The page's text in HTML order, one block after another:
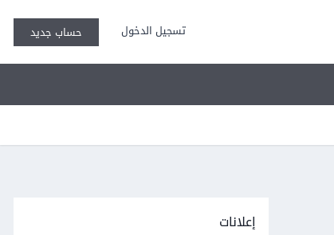
تسجيل الدخول حساب جديد
إعلانات